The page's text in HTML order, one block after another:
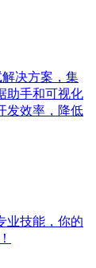
决方案，集
助手和可视化
发效率，降低
业技能，你的